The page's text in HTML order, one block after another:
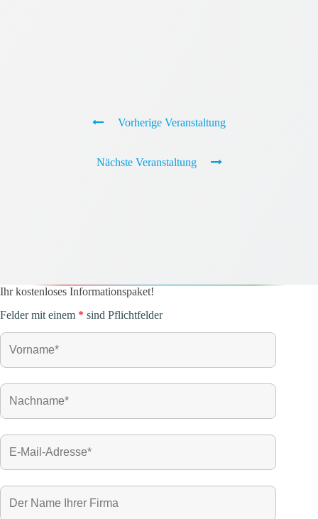
Vorherige Veranstaltung
Nächste Veranstaltung
Ihr kostenloses Informationspaket!
Felder mit einem * sind Pflichtfelder